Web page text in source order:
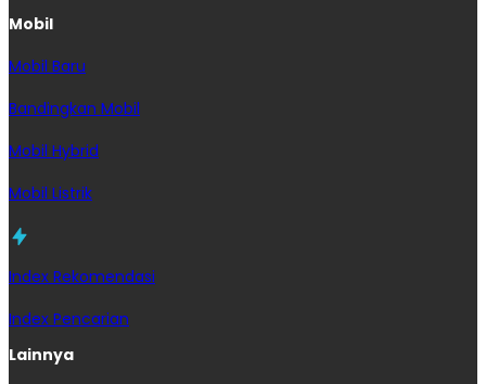
Mobil
Mobil Baru
Bandingkan Mobil
Mobil Hybrid
Mobil Listrik
Index Rekomendasi
Index Pencarian
Lainnya